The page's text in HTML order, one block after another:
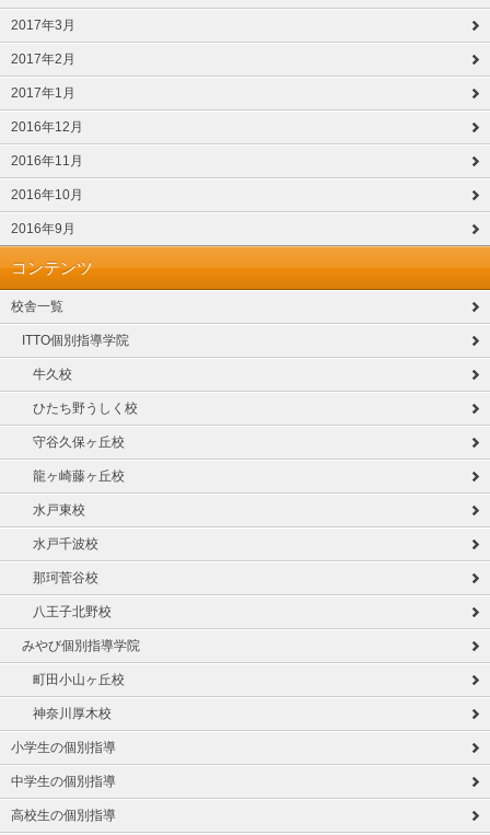
2017年3月
2017年2月
2017年1月
2016年12月
2016年11月
2016年10月
2016年9月
コンテンツ
校舎一覧
ITTO個別指導学院
牛久校
ひたち野うしく校
守谷久保ヶ丘校
龍ヶ崎藤ヶ丘校
水戸東校
水戸千波校
那珂菅谷校
八王子北野校
みやび個別指導学院
町田小山ヶ丘校
神奈川厚木校
小学生の個別指導
中学生の個別指導
高校生の個別指導